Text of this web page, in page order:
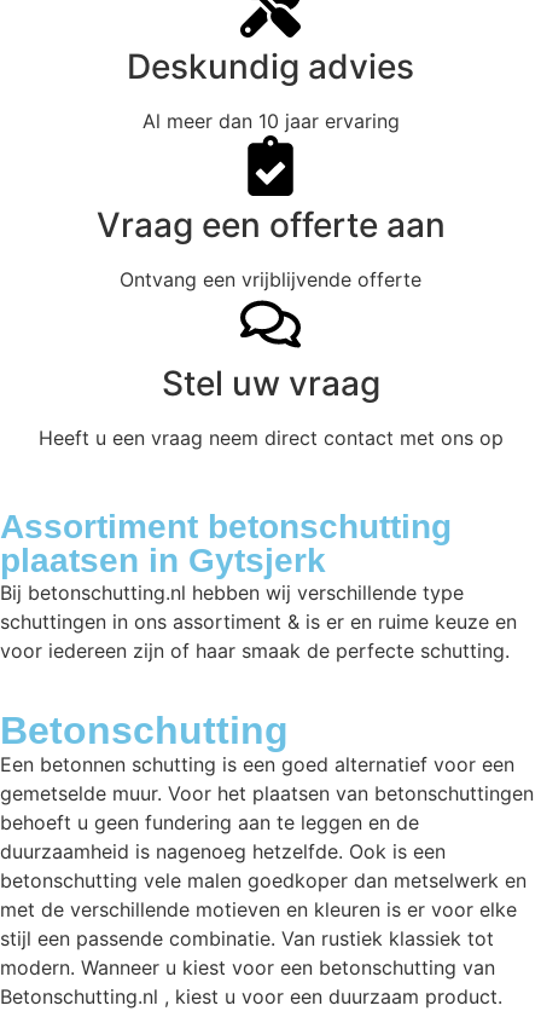
Deskundig advies
Al meer dan 10 jaar ervaring
Vraag een offerte aan
Ontvang een vrijblijvende offerte
Stel uw vraag
Heeft u een vraag neem direct contact met ons op
Assortiment betonschutting
plaatsen in Gytsjerk
Bij betonschutting.nl hebben wij verschillende type
schuttingen in ons assortiment & is er en ruime keuze en
voor iedereen zijn of haar smaak de perfecte schutting.
Betonschutting
Een betonnen schutting is een goed alternatief voor een
gemetselde muur. Voor het plaatsen van betonschuttingen
behoeft u geen fundering aan te leggen en de
duurzaamheid is nagenoeg hetzelfde. Ook is een
betonschutting vele malen goedkoper dan metselwerk en
met de verschillende motieven en kleuren is er voor elke
stijl een passende combinatie. Van rustiek klassiek tot
modern. Wanneer u kiest voor een betonschutting van
Betonschutting.nl , kiest u voor een duurzaam product.